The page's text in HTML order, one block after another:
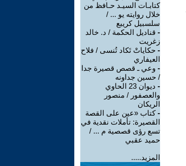
كتابـات السيـد حـافظ من
خلال روايته يو ... /
سلسبيل كريبع
- قناديل الحكمة / د. خالد
زغريت
- حكاياتْ تَكاد تُنسى / فلاح
العيفاري
- وعي ـ قصص قصيرة جدا
/ حسين جداونه
-
ديوان 23 الحاوي
والعصفور / منصور
الريكان
-كتاب «عين على القصة
القصيرة: تأملات نقدية في
تسع رؤى قصصية م ... /
حميد عقبي
المزيد.....